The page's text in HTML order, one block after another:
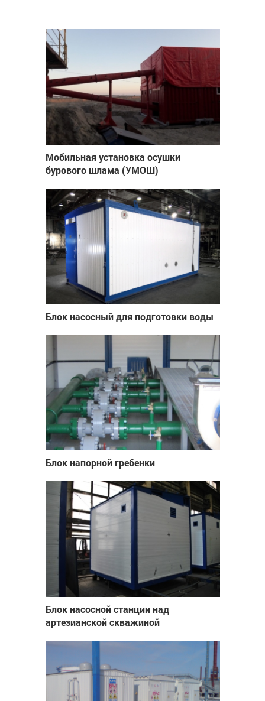
Мобильная установка осушки
бурового шлама (УМОШ)
Блок насосный для подготовки воды
Блок напорной гребенки
Блок насосной станции над
артезианской скважиной